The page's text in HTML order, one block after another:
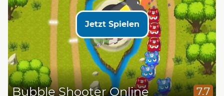
Jetzt Spielen
Bubble Shooter Online 7.7